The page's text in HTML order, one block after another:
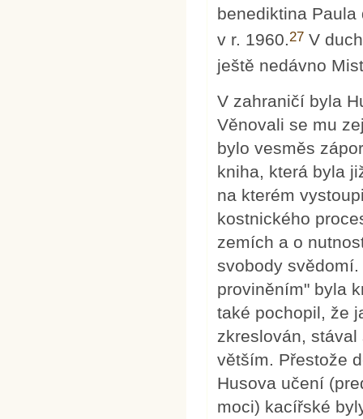
benediktina
v r. 1960.27 V
ještě nedávno
V zahraničí byla
Věnovali se mu
bylo vesměs
kniha, která byla
na kterém
kostnického
zemích a o
svobody
proviněním" byla
také pochopil, že
zkreslován,
větším. Přestože
Husova učení
moci) kacířské